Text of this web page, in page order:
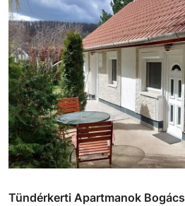
Tündérkerti Apartmanok Bogács